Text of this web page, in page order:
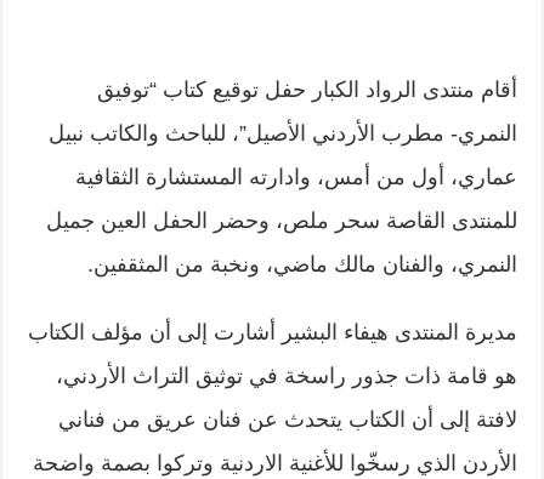
أقام منتدى الرواد الكبار حفل توقيع كتاب “توفيق
النمري- مطرب الأردني الأصيل”، للباحث والكاتب نبيل
عماري، أول من أمس، وادارته المستشارة الثقافية
للمنتدى القاصة سحر ملص، وحضر الحفل العين جميل
النمري، والفنان مالك ماضي، ونخبة من المثقفين.
مديرة المنتدى هيفاء البشير أشارت إلى أن مؤلف الكتاب
هو قامة ذات جذور راسخة في توثيق التراث الأردني،
لافتة إلى أن الكتاب يتحدث عن فنان عريق من فناني
الأردن الذي رسخّوا للأغنية الاردنية وتركوا بصمة واضحة